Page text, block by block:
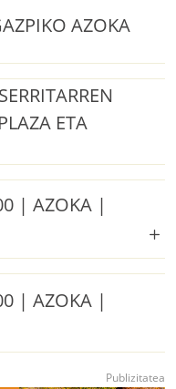
AZOKA
ETA
| AZOKA |
| AZOKA |